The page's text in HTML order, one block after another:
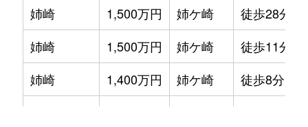
姉崎
1,500万円 姉ケ崎
徒歩28分
姉崎
1,500万円 姉ケ崎
徒歩11分
姉崎
1,400万円 姉ケ崎
徒歩8分